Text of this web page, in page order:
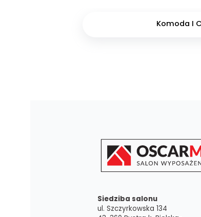
Komoda I
Siedziba salonu
ul. Szczyrkowska 134